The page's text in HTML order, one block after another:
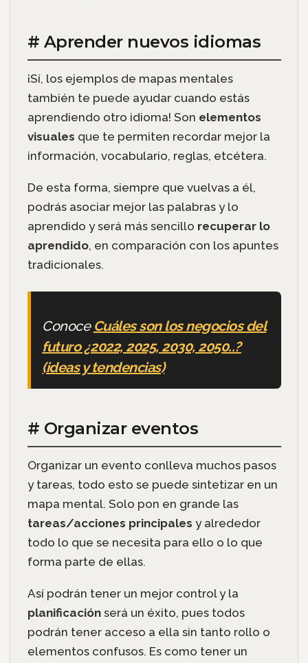
# Aprender nuevos idiomas
¡Sí, los ejemplos de mapas mentales
también te puede ayudar cuando estás
aprendiendo otro idioma! Son elementos
visuales que te permiten recordar mejor la
información, vocabulario, reglas, etcétera.
De esta forma, siempre que vuelvas a él,
podrás asociar mejor las palabras y lo
aprendido y será más sencillo recuperar lo
aprendido, en comparación con los apuntes
tradicionales.
Conoce Cuáles son los negocios del
futuro ¿2022, 2025, 2030, 2050..?
(ideas y tendencias)
# Organizar eventos
Organizar un evento conlleva muchos pasos
y tareas, todo esto se puede sintetizar en un
mapa mental. Solo pon en grande las
tareas/acciones principales y alrededor
todo lo que se necesita para ello o lo que
forma parte de ellas.
Así podrán tener un mejor control y la
planificación será un éxito, pues todos
podrán tener acceso a ella sin tanto rollo o
elementos confusos. Es como tener un